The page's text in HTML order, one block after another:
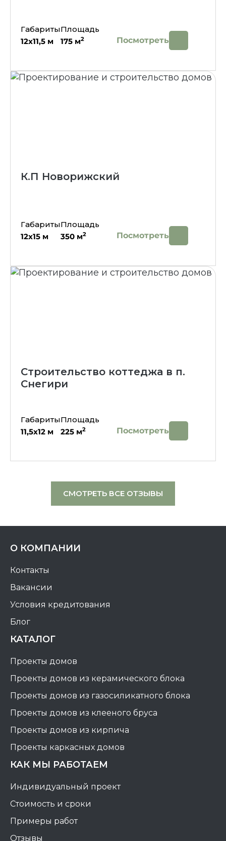
Габариты
12х11,5 м
Площадь
175 м2 Посмотреть
К.П Новорижский
Габариты
12х15 м
Площадь
350 м2 Посмотреть
Строительство коттеджа в п.
Снегири
Габариты
11,5х12 м
Площадь
225 м2 Посмотреть
СМОТРЕТЬ ВСЕ ОТЗЫВЫ
О КОМПАНИИ
Контакты
Вакансии
Условия кредитования
Блог
КАТАЛОГ
Проекты домов
Проекты домов из керамического блока
Проекты домов из газосиликатного блока
Проекты домов из клееного бруса
Проекты домов из кирпича
Проекты каркасных домов
КАК МЫ РАБОТАЕМ
Индивидуальный проект
Стоимость и сроки
Примеры работ
Отзывы